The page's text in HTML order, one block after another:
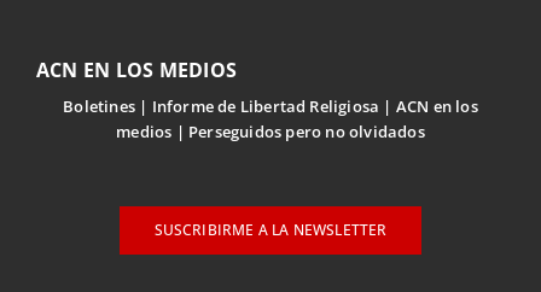
ACN EN LOS MEDIOS
Boletines Informe de Libertad Religiosa
ACN en los
medios
Perseguidos pero no olvidados
SUSCRIBIRME A LA NEWSLETTER